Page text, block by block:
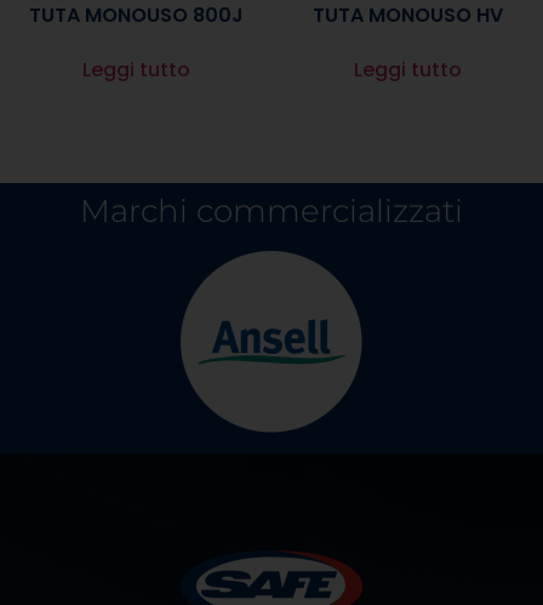
TUTA MONOUSO 800J
Leggi tutto
TUTA MONOUSO HV
Leggi tutto
Marchi commercializzati